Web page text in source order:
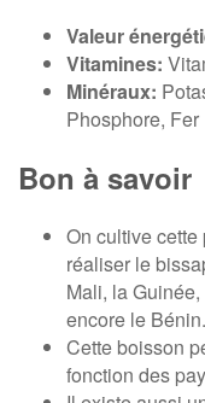
Valeur
Vitamines:
Minéraux:
Phosphore, Fer
Bon à savoir
On cultive
réaliser le
Mali, la
encore le Bénin.
Cette boisson
fonction des